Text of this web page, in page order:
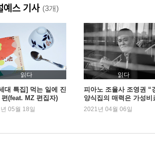
이제이 - 돈까스
테네 - 함박스테이크
스턴스테이크 - 안심스테이크
마르뜨 - 비프까스
모레스토랑 - 함박 + 돈까스
나드리 - 고구마김치돈까스
르고 - 생선까스
저씨돈까스 - 돈까스
얀풍차 - 모둠커틀릿
예스 기사 (3개)
읽다
대 특집] 먹는 일에 진
편(feat. MZ 편집자)
05월 18일
읽다
피아노 조율사 조영권 “
양식집의 매력은 가성비
2021년 04월 06일